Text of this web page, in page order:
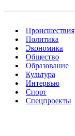
Происшествия
Политика
Экономика
Общество
Образование
Культура
Интервью
Спорт
Спецпроекты